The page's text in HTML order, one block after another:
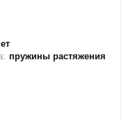
пружины растяжения